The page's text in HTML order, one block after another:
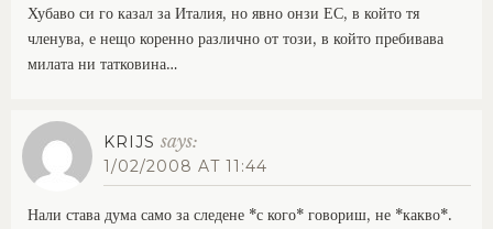
Хубаво си го казал за Италия, но явно онзи ЕС, в който тя
членува, е нещо коренно различно от този, в който пребивава
милата ни татковина…
KRIJS says:
1/02/2008 AT 11:44
Нали става дума само за следене *с кого* говориш, не *какво*.